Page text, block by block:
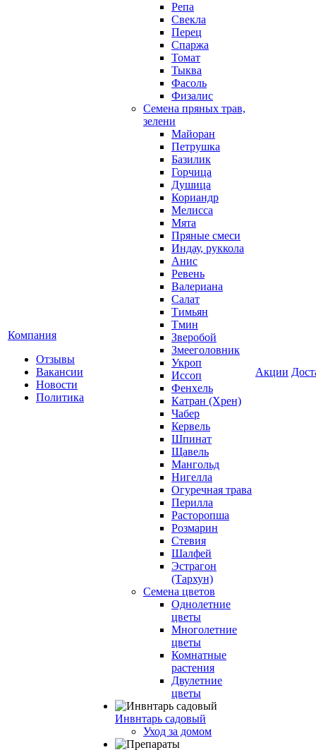
Компания
Отзывы
Вакансии
Новости
Политика
Репа
Свекла
Перец
Спаржа
Томат
Тыква
Фасоль
Физалис
Семена пряных трав,
зелени
Майоран
Петрушка
Базилик
Горчица
Душица
Кориандр
Мелисса
Мята
Пряные смеси
Индау, руккола
Анис
Ревень
Валериана
Салат
Тимьян
Тмин
Зверобой
Змееголовник
Укроп
Иссоп
Фенхель
Катран (Хрен)
Чабер
Кервель
Шпинат
Щавель
Мангольд
Нигелла
Огуречная трава
Перилла
Расторопша
Розмарин
Стевия
Шалфей
Эстрагон
(Тархун)
Семена цветов
Однолетние
цветы
Многолетние
цветы
Комнатные
растения
Двулетние
цветы
Инвнтарь садовый
Уход за домом
Акции